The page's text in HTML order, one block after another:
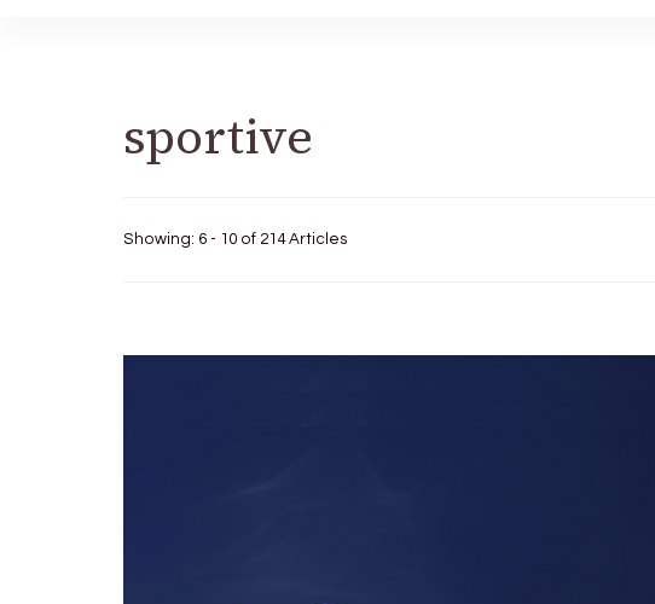
sportive
Showing: 6 - 10 of 214 Articles